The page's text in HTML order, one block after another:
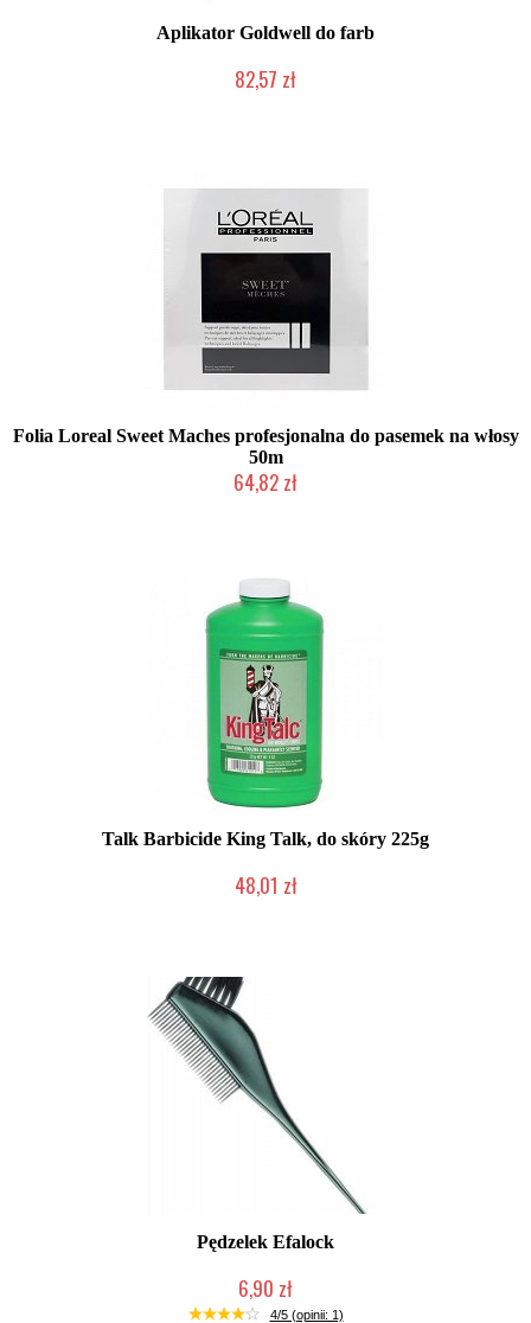
Aplikator Goldwell do farb
82,57 zł
Folia Loreal Sweet Maches profesjonalna do pasemek na włosy
50m
64,82 zł
Talk Barbicide King Talk, do skóry 225g
48,01 zł
Pędzelek Efalock
6,90 zł
Duża ilość (wysyłka w 24h)
4/5 (opinii: 1)